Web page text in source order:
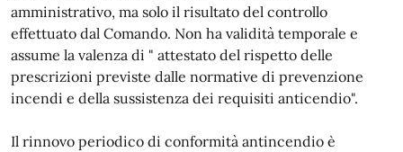
amministrativo, ma solo il risultato del controllo
effettuato dal Comando. Non ha validità temporale e
assume la valenza di " attestato del rispetto delle
prescrizioni previste dalle normative di prevenzione
incendi e della sussistenza dei requisiti anticendio".
Il rinnovo periodico di conformità antincendio è